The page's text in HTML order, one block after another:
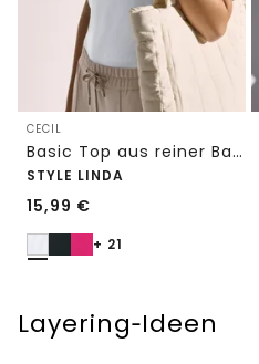
CECIL
Basic Top aus reiner Baumwolle
STYLE LINDA
15,99 €
+ 21
Layering‑Ideen